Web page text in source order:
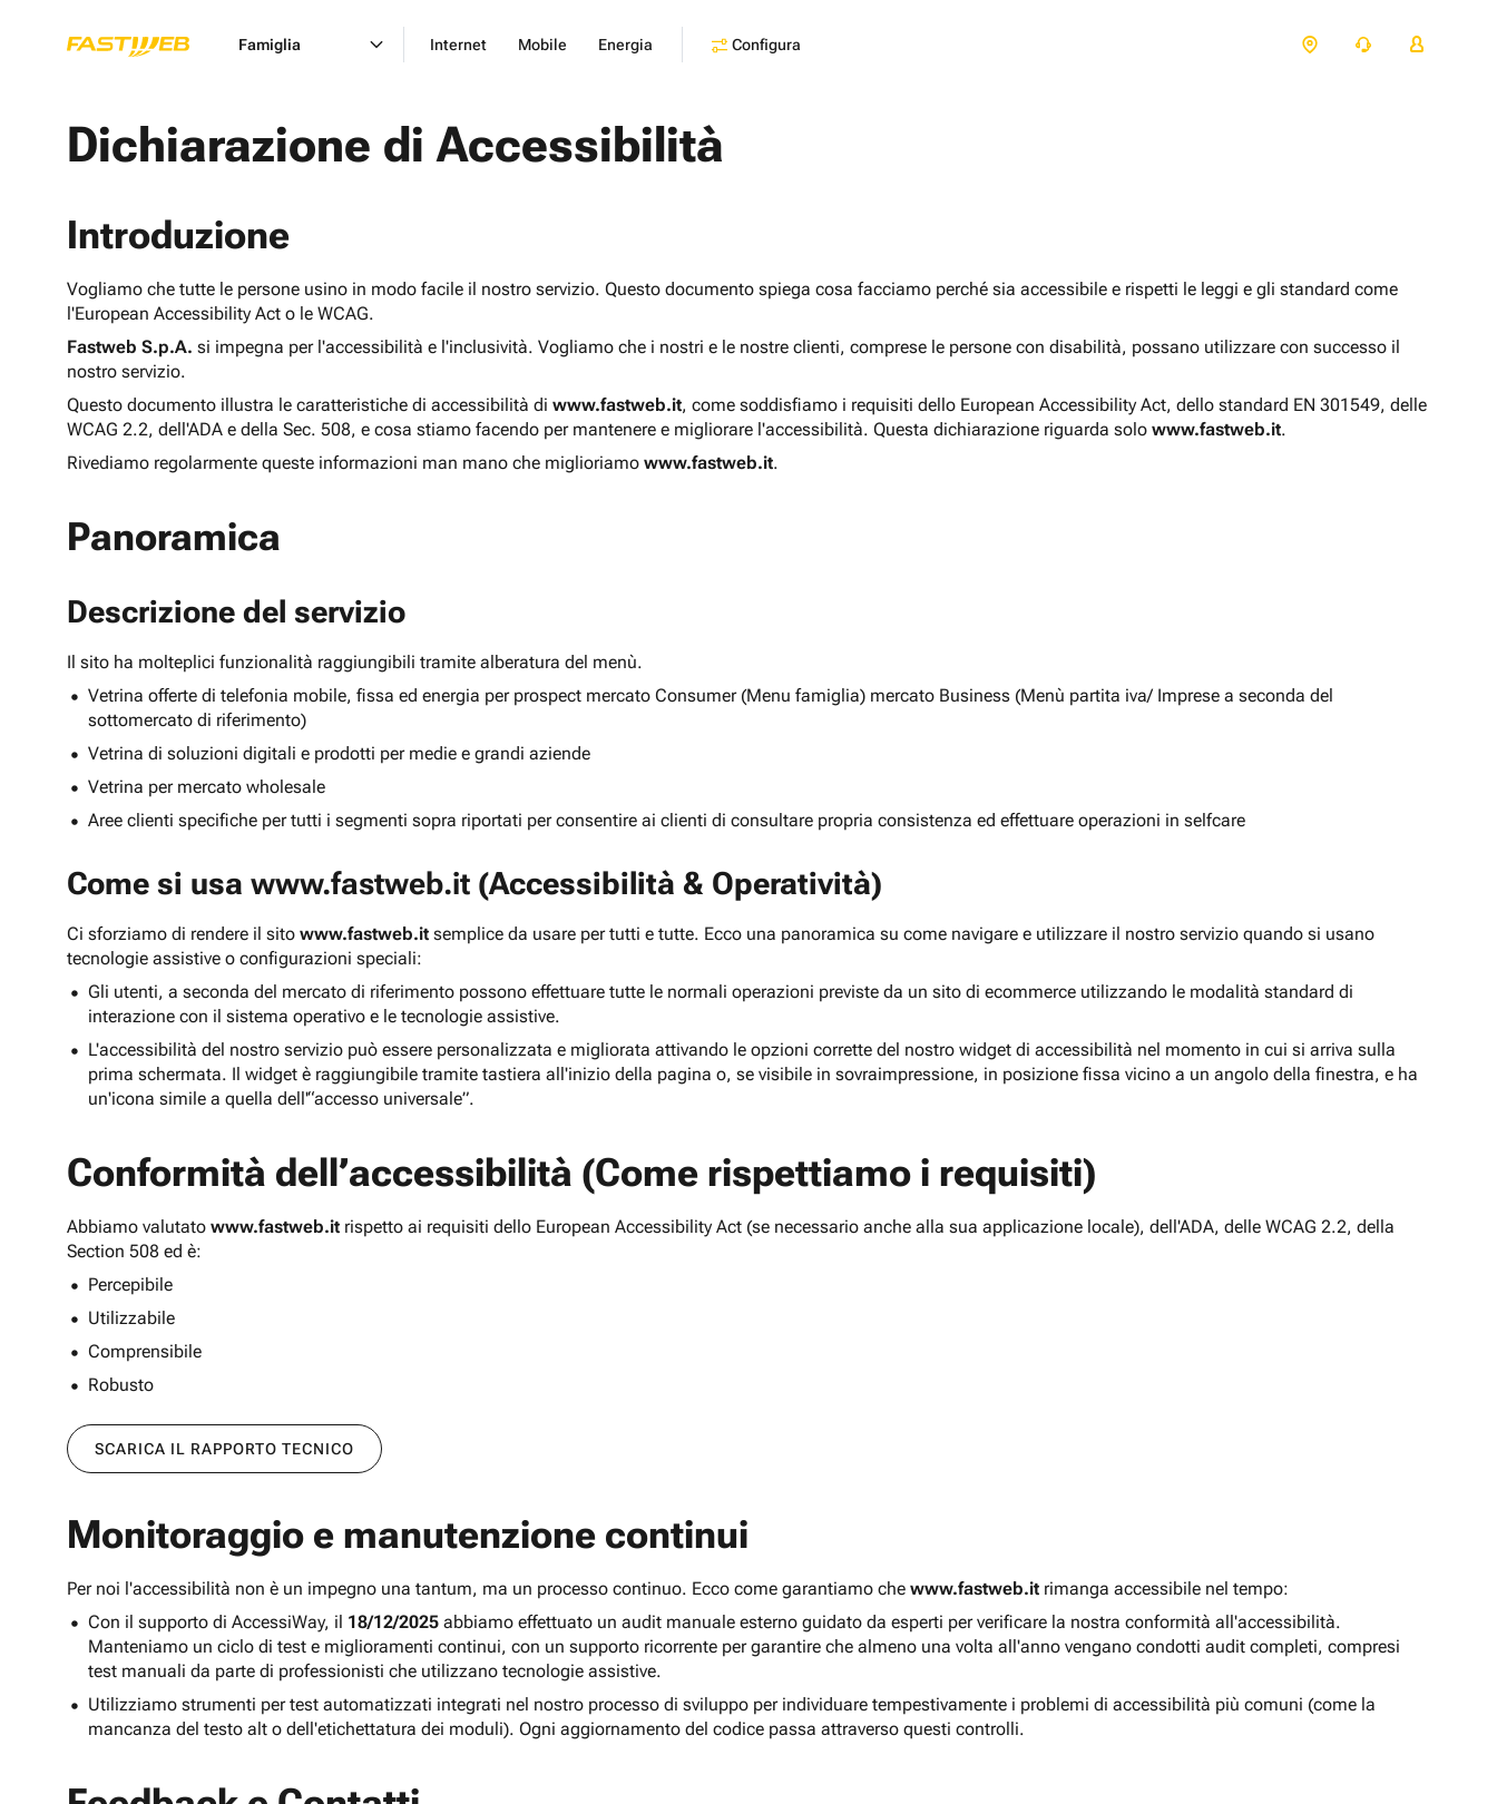
Famiglia Internet Mobile Energia Configura
Dichiarazione di Accessibilità
Introduzione
Vogliamo che tutte le persone usino in modo facile il nostro servizio. Questo documento spiega cosa facciamo perché sia accessibile e rispetti le leggi e gli standard come
l'European Accessibility Act o le WCAG.
Fastweb S.p.A. si impegna per l'accessibilità e l'inclusività. Vogliamo che i nostri e le nostre clienti, comprese le persone con disabilità, possano utilizzare con successo il
nostro servizio.
Questo documento illustra le caratteristiche di accessibilità di www.fastweb.it, come soddisfiamo i requisiti dello European Accessibility Act, dello standard EN 301549, delle
WCAG 2.2, dell'ADA e della Sec. 508, e cosa stiamo facendo per mantenere e migliorare l'accessibilità. Questa dichiarazione riguarda solo www.fastweb.it.
Rivediamo regolarmente queste informazioni man mano che miglioriamo www.fastweb.it.
Panoramica
Descrizione del servizio
Il sito ha molteplici funzionalità raggiungibili tramite alberatura del menù.
Vetrina offerte di telefonia mobile, fissa ed energia per prospect mercato Consumer (Menu famiglia) mercato Business (Menù partita iva/ Imprese a seconda del
sottomercato di riferimento)
Vetrina di soluzioni digitali e prodotti per medie e grandi aziende
Vetrina per mercato wholesale
Aree clienti specifiche per tutti i segmenti sopra riportati per consentire ai clienti di consultare propria consistenza ed effettuare operazioni in selfcare
Come si usa www.fastweb.it (Accessibilità & Operatività)
Ci sforziamo di rendere il sito www.fastweb.it semplice da usare per tutti e tutte. Ecco una panoramica su come navigare e utilizzare il nostro servizio quando si usano
tecnologie assistive o configurazioni speciali:
Gli utenti, a seconda del mercato di riferimento possono effettuare tutte le normali operazioni previste da un sito di ecommerce utilizzando le modalità standard di
interazione con il sistema operativo e le tecnologie assistive.
L'accessibilità del nostro servizio può essere personalizzata e migliorata attivando le opzioni corrette del nostro widget di accessibilità nel momento in cui si arriva sulla
prima schermata. Il widget è raggiungibile tramite tastiera all'inizio della pagina o, se visibile in sovraimpressione, in posizione fissa vicino a un angolo della finestra, e ha
un'icona simile a quella dell'“accesso universale”.
Conformità dell’accessibilità (Come rispettiamo i requisiti)
Abbiamo valutato www.fastweb.it rispetto ai requisiti dello European Accessibility Act (se necessario anche alla sua applicazione locale), dell'ADA, delle WCAG 2.2, della
Section 508 ed è:
Percepibile
Utilizzabile
Comprensibile
Robusto
SCARICA IL RAPPORTO TECNICO
Monitoraggio e manutenzione continui
Per noi l'accessibilità non è un impegno una tantum, ma un processo continuo. Ecco come garantiamo che www.fastweb.it rimanga accessibile nel tempo:
Con il supporto di AccessiWay, il 18/12/2025 abbiamo effettuato un audit manuale esterno guidato da esperti per verificare la nostra conformità all'accessibilità.
Manteniamo un ciclo di test e miglioramenti continui, con un supporto ricorrente per garantire che almeno una volta all'anno vengano condotti audit completi, compresi
test manuali da parte di professionisti che utilizzano tecnologie assistive.
Utilizziamo strumenti per test automatizzati integrati nel nostro processo di sviluppo per individuare tempestivamente i problemi di accessibilità più comuni (come la
mancanza del testo alt o dell'etichettatura dei moduli). Ogni aggiornamento del codice passa attraverso questi controlli.